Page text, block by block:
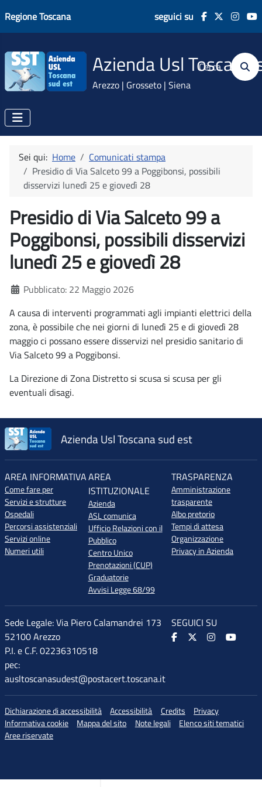
Regione Toscana seguici su
Azienda Usl Toscana
Arezzo | Grosseto | Siena
Cerca
Sei qui: Home
Comunicati stampa
Presidio di Via Salceto 99 a Poggibonsi, possibili
disservizi lunedì 25 e giovedì 28
Presidio di Via Salceto 99 a
Poggibonsi, possibili disservizi
lunedì 25 e giovedì 28
Dettagli
Pubblicato: 22 Maggio 2026
A causa di interventi programmati agli impianti elettrici della
zona, è possibile che nei giorni di lunedì 25 e di giovedì 28
maggio ci possano essere disservizi nel presidio sanitario di
Via Salceto 99 a Poggibonsi.
La Direzione di Zona Distretto si scusa si scusa per gli
eventuali disagi.
Azienda Usl Toscana sud est
AREA INFORMATIVA
Come fare per
Servizi e strutture
Ospedali
Percorsi assistenziali
Servizi online
Numeri utili
AREA
ISTITUZIONALE
Azienda
ASL comunica
Ufficio Relazioni con il
Pubblico
Centro Unico
Prenotazioni (CUP)
Graduatorie
Avvisi Legge 68/99
TRASPARENZA
Amministrazione
trasparente
Albo pretorio
Tempi di attesa
Organizzazione
Privacy in Azienda
Sede Legale: Via Piero Calamandrei 173
52100 Arezzo
P.I. e C.F. 02236310518
pec:
ausltoscanasudest@postacert.toscana.it
SEGUICI SU
Dichiarazione di accessibilità Accessibilità Credits
Privacy
Informativa cookie
Mappa del sito Note legali
Elenco siti tematici
Aree riservate
accessibilità
♲